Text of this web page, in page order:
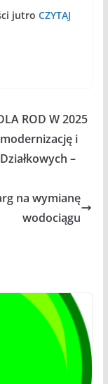
jutro CZYTAJ
ROD W 2025
i
–
na wymianę
wodociągu